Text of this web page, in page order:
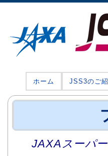
ホーム JSS3のご
JAXAスーパ